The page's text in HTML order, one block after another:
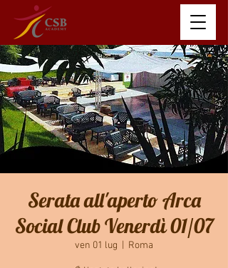
Serata all'aperto Arca
Social Club Venerdì 01/07
ven 01 lug Roma